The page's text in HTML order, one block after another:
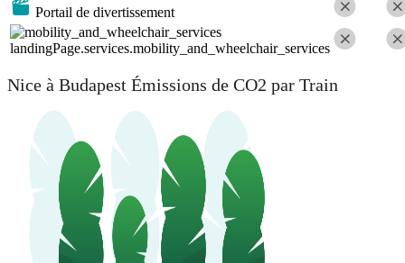
Portail de divertissement
landingPage.services.mobility_and_wheelchair_services
Nice à Budapest Émissions de CO2 par Train